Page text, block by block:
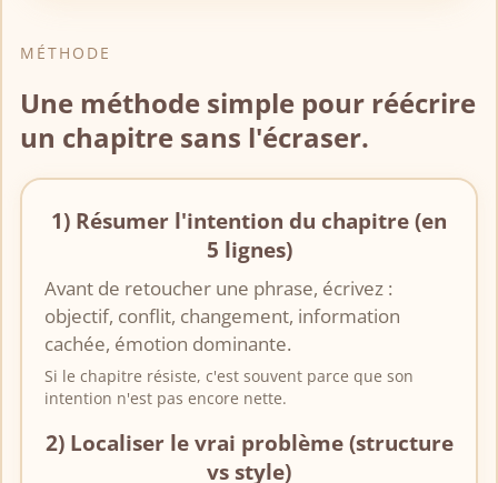
MÉTHODE
Une méthode simple pour réécrire
un chapitre sans l'écraser.
1) Résumer l'intention du chapitre (en
5 lignes)
Avant de retoucher une phrase, écrivez :
objectif, conflit, changement, information
cachée, émotion dominante.
Si le chapitre résiste, c'est souvent parce que son
intention n'est pas encore nette.
2) Localiser le vrai problème (structure
vs style)